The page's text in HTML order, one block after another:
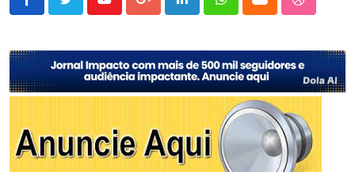
YoutubeGoogle+LinkedInWhatsappCloud